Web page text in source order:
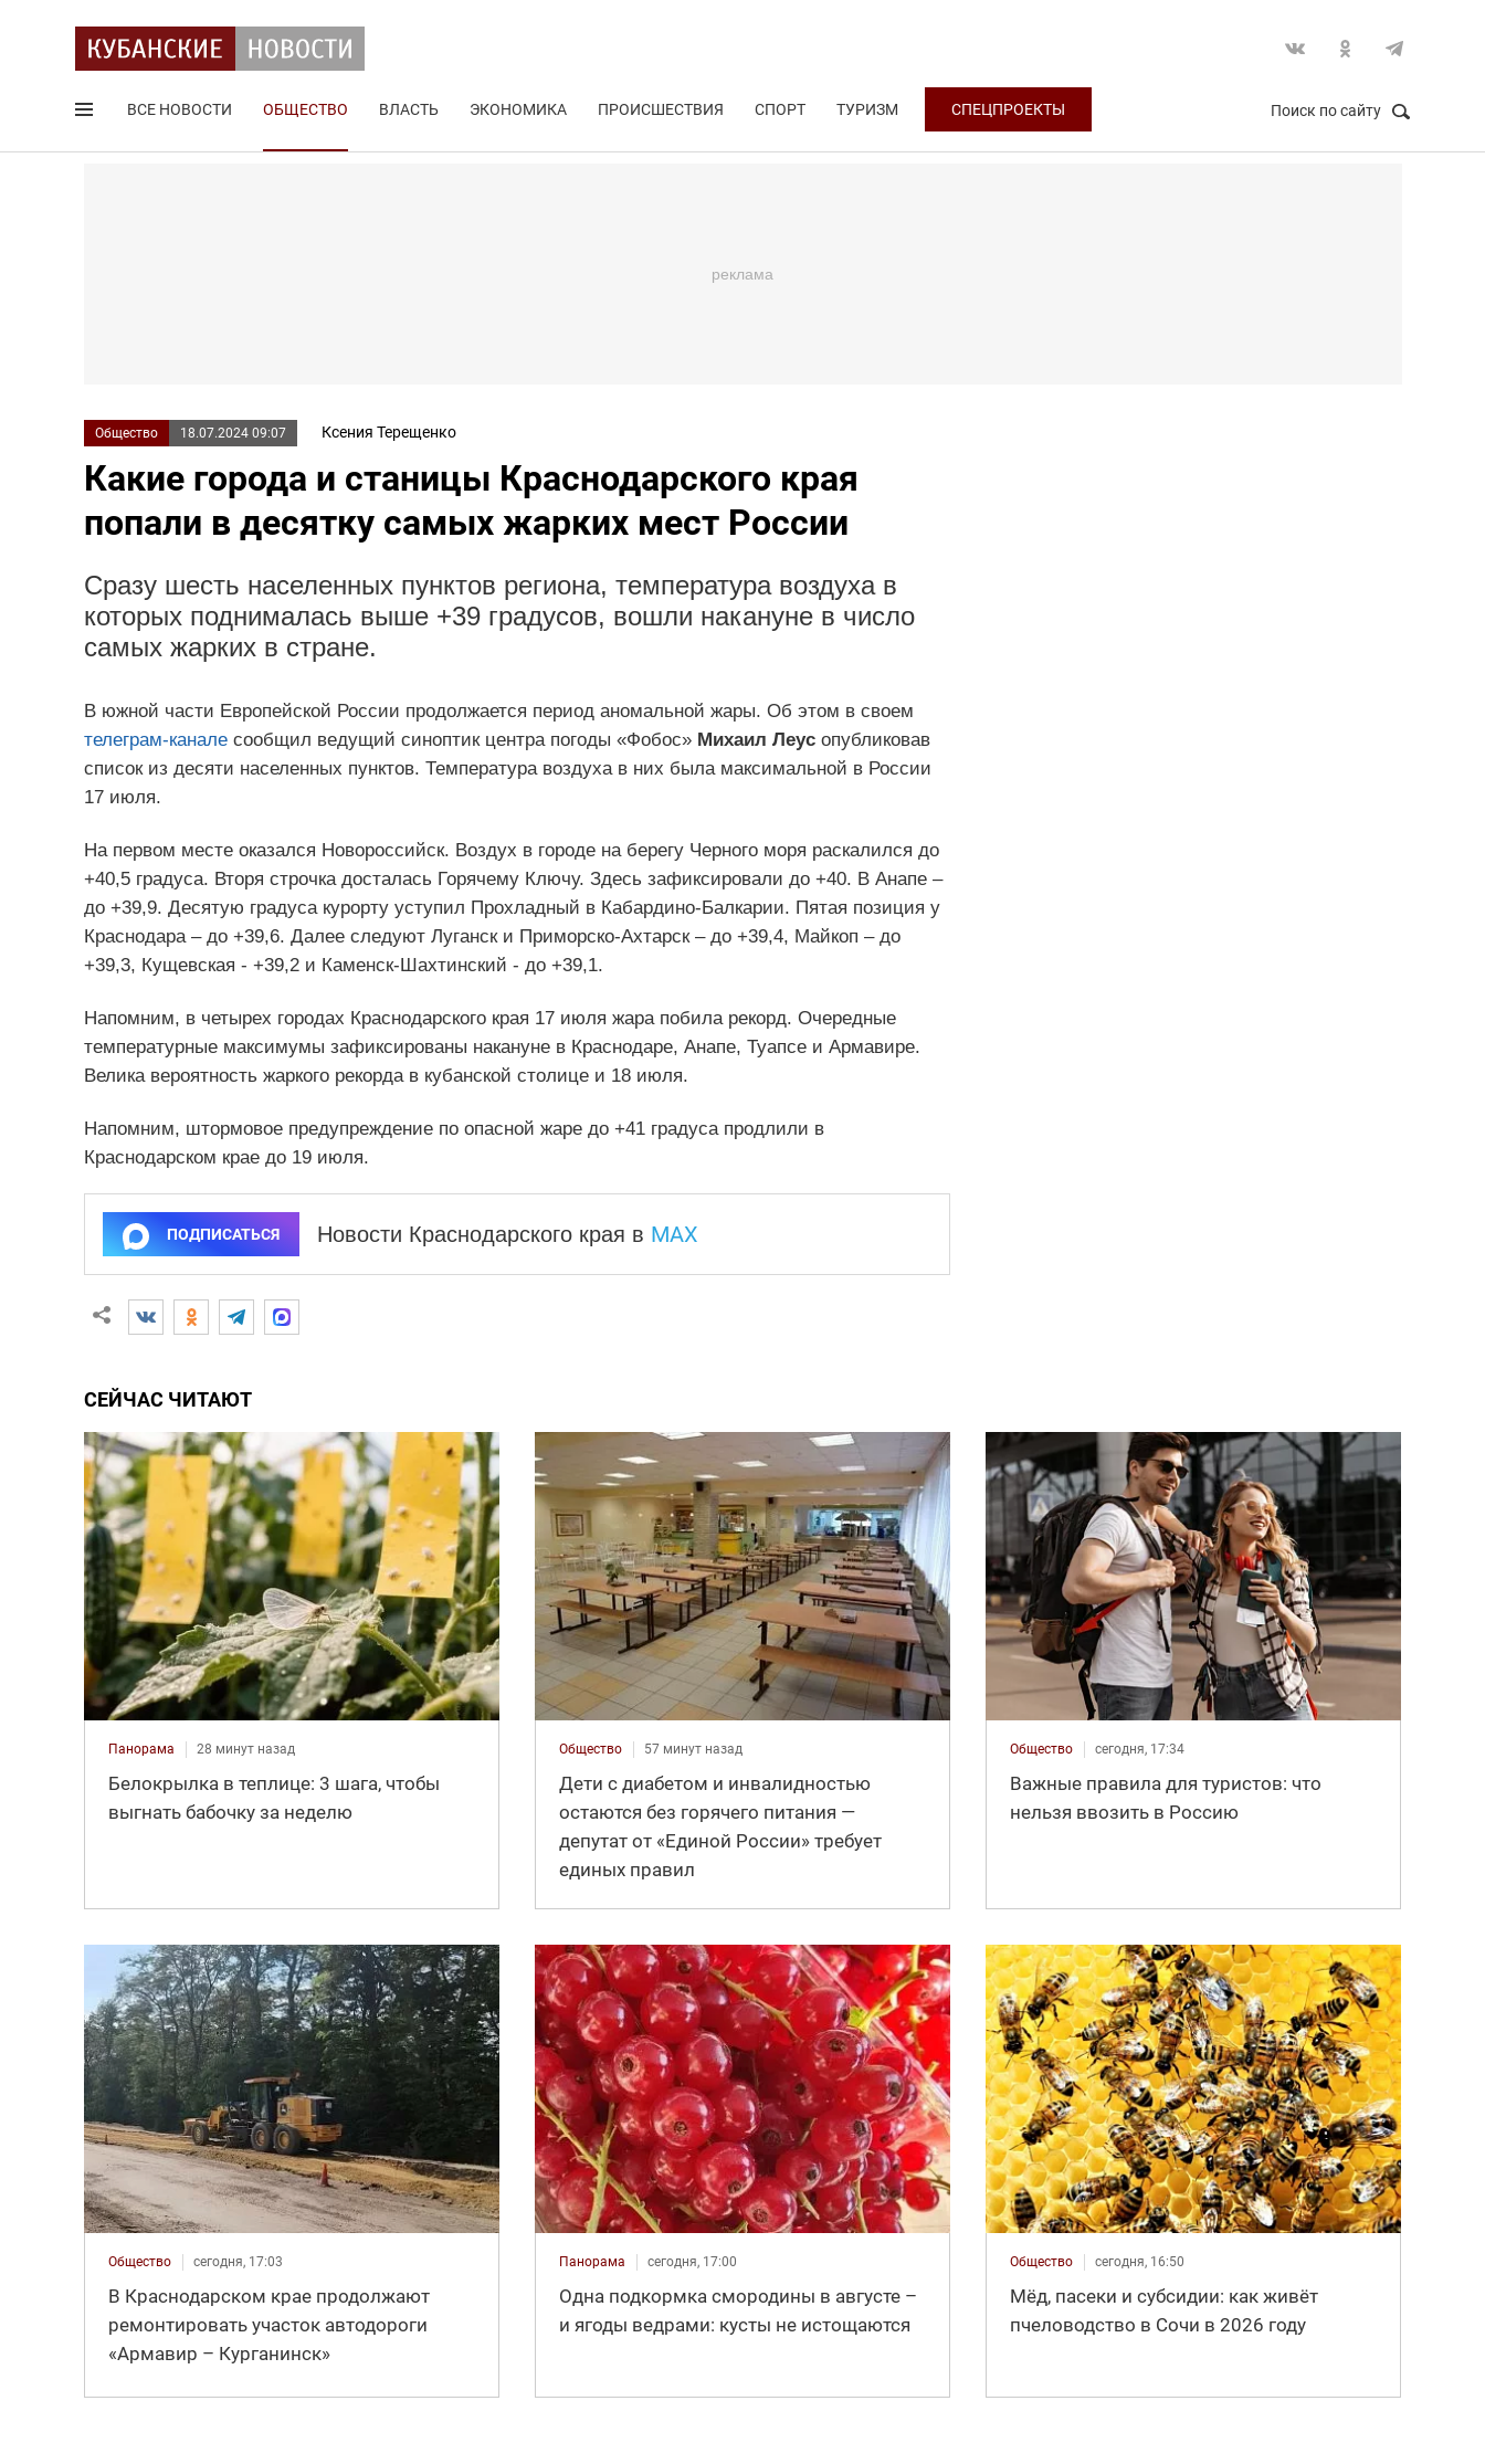
ВСЕ НОВОСТИ ОБЩЕСТВО ВЛАСТЬ ЭКОНОМИКА ПРОИСШЕСТВИЯ СПОРТ ТУРИЗМ СПЕЦПРОЕКТЫ Поиск по сайту
Общество 18.07.2024 09:07 Ксения Терещенко
Какие города и станицы Краснодарского края
попали в десятку самых жарких мест России
Сразу шесть населенных пунктов региона, температура воздуха в
которых поднималась выше +39 градусов, вошли накануне в число
самых жарких в стране.
В южной части Европейской России продолжается период аномальной жары. Об этом в своем
телеграм-каналесообщил ведущий синоптик центра погоды «Фобос» Михаил Леусопубликовав
список из десяти населенных пунктов. Температура воздуха в них была максимальной в России
17 июля.
На первом месте оказался Новороссийск. Воздух в городе на берегу Черного моря раскалился до
+40,5 градуса. Вторя строчка досталась Горячему Ключу. Здесь зафиксировали до +40. В Анапе –
до +39,9. Десятую градуса курорту уступил Прохладный в Кабардино-Балкарии. Пятая позиция у
Краснодара – до +39,6. Далее следуют Луганск и Приморско-Ахтарск – до +39,4, Майкоп – до
+39,3, Кущевская - +39,2 и Каменск-Шахтинский - до +39,1.
Напомним, в четырех городах Краснодарского края 17 июля жара побила рекорд. Очередные
температурные максимумы зафиксированы накануне в Краснодаре, Анапе, Туапсе и Армавире.
Велика вероятность жаркого рекорда в кубанской столице и 18 июля.
Напомним, штормовое предупреждение по опасной жаре до +41 градуса продлили в
Краснодарском крае до 19 июля.
ПОДПИСАТЬСЯ Новости Краснодарского края в MAX
СЕЙЧАС ЧИТАЮТ
Панорама 28 минут назад
Белокрылка в теплице: 3 шага, чтобы
выгнать бабочку за неделю
Общество 57 минут назад
Дети с диабетом и инвалидностью
остаются без горячего питания —
депутат от «Единой России» требует
единых правил
Общество сегодня, 17:34
Важные правила для туристов: что
нельзя ввозить в Россию
Общество сегодня, 17:03
В Краснодарском крае продолжают
ремонтировать участок автодороги
«Армавир – Курганинск»
Панорама сегодня, 17:00
Одна подкормка смородины в августе –
и ягоды ведрами: кусты не истощаются
Общество сегодня, 16:50
Мёд, пасеки и субсидии: как живёт
пчеловодство в Сочи в 2026 году